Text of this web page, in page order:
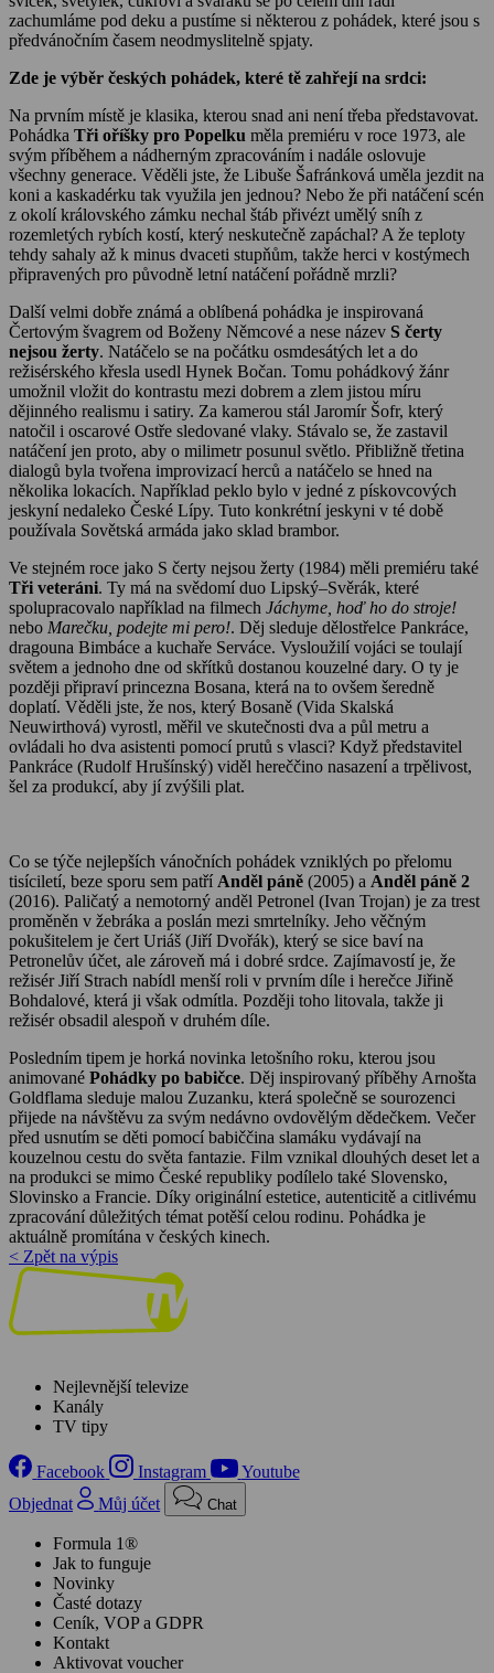
zachumláme pod deku a pustíme si některou z pohádek, které jsou s
předvánočním časem neodmyslitelně spjaty.
Zde je výběr českých pohádek, které tě zahřejí na srdci:
Na prvním místě je klasika, kterou snad ani není třeba představovat.
Pohádka Tři oříšky pro Popelku měla premiéru v roce 1973, ale
svým příběhem a nádherným zpracováním i nadále oslovuje
všechny generace. Věděli jste, že Libuše Šafránková uměla jezdit na
koni a kaskadérku tak využila jen jednou? Nebo že při natáčení scén
z okolí královského zámku nechal štáb přivézt umělý sníh z
rozemletých rybích kostí, který neskutečně zapáchal? A že teploty
tehdy sahaly až k minus dvaceti stupňům, takže herci v kostýmech
připravených pro původně letní natáčení pořádně mrzli?
Další velmi dobře známá a oblíbená pohádka je inspirovaná
Čertovým švagrem od Boženy Němcové a nese název S čerty
nejsou žerty. Natáčelo se na počátku osmdesátých let a do
režisérského křesla usedl Hynek Bočan. Tomu pohádkový žánr
umožnil vložit do kontrastu mezi dobrem a zlem jistou míru
dějinného realismu i satiry. Za kamerou stál Jaromír Šofr, který
natočil i oscarové Ostře sledované vlaky. Stávalo se, že zastavil
natáčení jen proto, aby o milimetr posunul světlo. Přibližně třetina
dialogů byla tvořena improvizací herců a natáčelo se hned na
několika lokacích. Například peklo bylo v jedné z pískovcových
jeskyní nedaleko České Lípy. Tuto konkrétní jeskyni v té době
používala Sovětská armáda jako sklad brambor.
Ve stejném roce jako S čerty nejsou žerty (1984) měli premiéru také
Tři veteráni. Ty má na svědomí duo Lipský–Svěrák, které
spolupracovalo například na filmech Jáchyme, hoď ho do stroje!
nebo Marečku, podejte mi pero!. Děj sleduje dělostřelce Pankráce,
dragouna Bimbáce a kuchaře Serváce. Vysloužilí vojáci se toulají
světem a jednoho dne od skřítků dostanou kouzelné dary. O ty je
později připraví princezna Bosana, která na to ovšem šeredně
doplatí. Věděli jste, že nos, který Bosaně (Vida Skalská
Neuwirthová) vyrostl, měřil ve skutečnosti dva a půl metru a
ovládali ho dva asistenti pomocí prutů s vlasci? Když představitel
Pankráce (Rudolf Hrušínský) viděl hereččino nasazení a trpělivost,
šel za produkcí, aby jí zvýšili plat.
Co se týče nejlepších vánočních pohádek vzniklých po přelomu
tisíciletí, beze sporu sem patří Anděl páně (2005) a Anděl páně 2
(2016). Paličatý a nemotorný anděl Petronel (Ivan Trojan) je za trest
proměněn v žebráka a poslán mezi smrtelníky. Jeho věčným
pokušitelem je čert Uriáš (Jiří Dvořák), který se sice baví na
Petronelův účet, ale zároveň má i dobré srdce. Zajímavostí je, že
režisér Jiří Strach nabídl menší roli v prvním díle i herečce Jiřině
Bohdalové, která ji však odmítla. Později toho litovala, takže ji
režisér obsadil alespoň v druhém díle.
Posledním tipem je horká novinka letošního roku, kterou jsou
animované Pohádky po babičce. Děj inspirovaný příběhy Arnošta
Goldflama sleduje malou Zuzanku, která společně se sourozenci
přijede na návštěvu za svým nedávno ovdovělým dědečkem. Večer
před usnutím se děti pomocí babiččina slamáku vydávají na
kouzelnou cestu do světa fantazie. Film vznikal dlouhých deset let a
na produkci se mimo České republiky podílelo také Slovensko,
Slovinsko a Francie. Díky originální estetice, autenticitě a citlivému
zpracování důležitých témat potěší celou rodinu. Pohádka je
aktuálně promítána v českých kinech.
< Zpět na výpis
Nejlevnější televize
Kanály
TV tipy
Facebook Instagram
Youtube
Objednat
Můj účet Chat
Formula 1®
Jak to funguje
Novinky
Časté dotazy
Ceník, VOP a GDPR
Kontakt
Aktivovat voucher